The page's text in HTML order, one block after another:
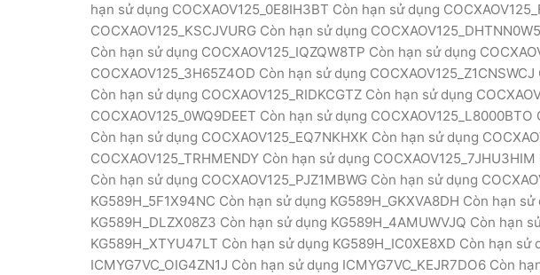
hạn sử dụng COCXAOV125_0E8IH3BT Còn hạn sử dụng
COCXAOV125_KSCJVURG Còn hạn sử dụng
Còn hạn sử dụng COCXAOV125_IQZQW8TP Còn hạn sử dụng
COCXAOV125_3H65Z4OD Còn hạn sử dụng
Còn hạn sử dụng COCXAOV125_RIDKCGTZ Còn hạn sử dụng
COCXAOV125_0WQ9DEET Còn hạn sử dụng
Còn hạn sử dụng COCXAOV125_EQ7NKHXK Còn hạn sử dụng
COCXAOV125_TRHMENDY Còn hạn sử dụng
Còn hạn sử dụng COCXAOV125_PJZ1MBWG Còn hạn sử dụng
KG589H_5F1X94NC Còn hạn sử dụng KG589H_GKXVA8DH Còn hạn
KG589H_DLZX08Z3 Còn hạn sử dụng KG589H_4AMUWVJQ Còn hạn
KG589H_XTYU47LT Còn hạn sử dụng KG589H_IC0XE8XD Còn hạn sử
ICMYG7VC_OIG4ZN1J Còn hạn sử dụng ICMYG7VC_KEJR7DO6 Còn